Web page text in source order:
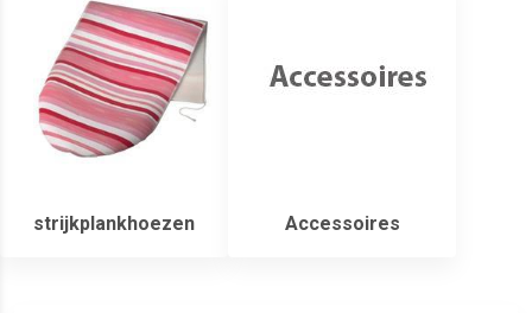
strijkplankhoezen Accessoires